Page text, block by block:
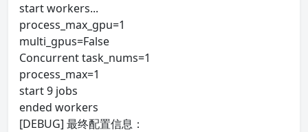
start workers...
process_max_gpu=1
multi_gpus=False
Concurrent task_nums=1
process_max=1
start 9 jobs
ended workers
[DEBUG] 最终配置信息：